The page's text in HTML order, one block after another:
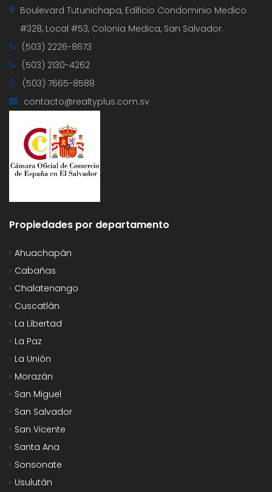
Boulevard Tutunichapa, Edificio Condominio Medico
#328, Local #53, Colonia Medica, San Salvador.
(503) 2226-8673
(503) 2130-4262
(503) 7665-8588
contacto@realtyplus.com.sv
Propiedades por departamento
Ahuachapán
Cabañas
Chalatenango
Cuscatlán
La Libertad
La Paz
La Unión
Morazán
San Miguel
San Salvador
San Vicente
Santa Ana
Sonsonate
Usulután